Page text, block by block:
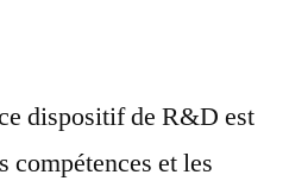
dispositif de R&D est
compétences et les